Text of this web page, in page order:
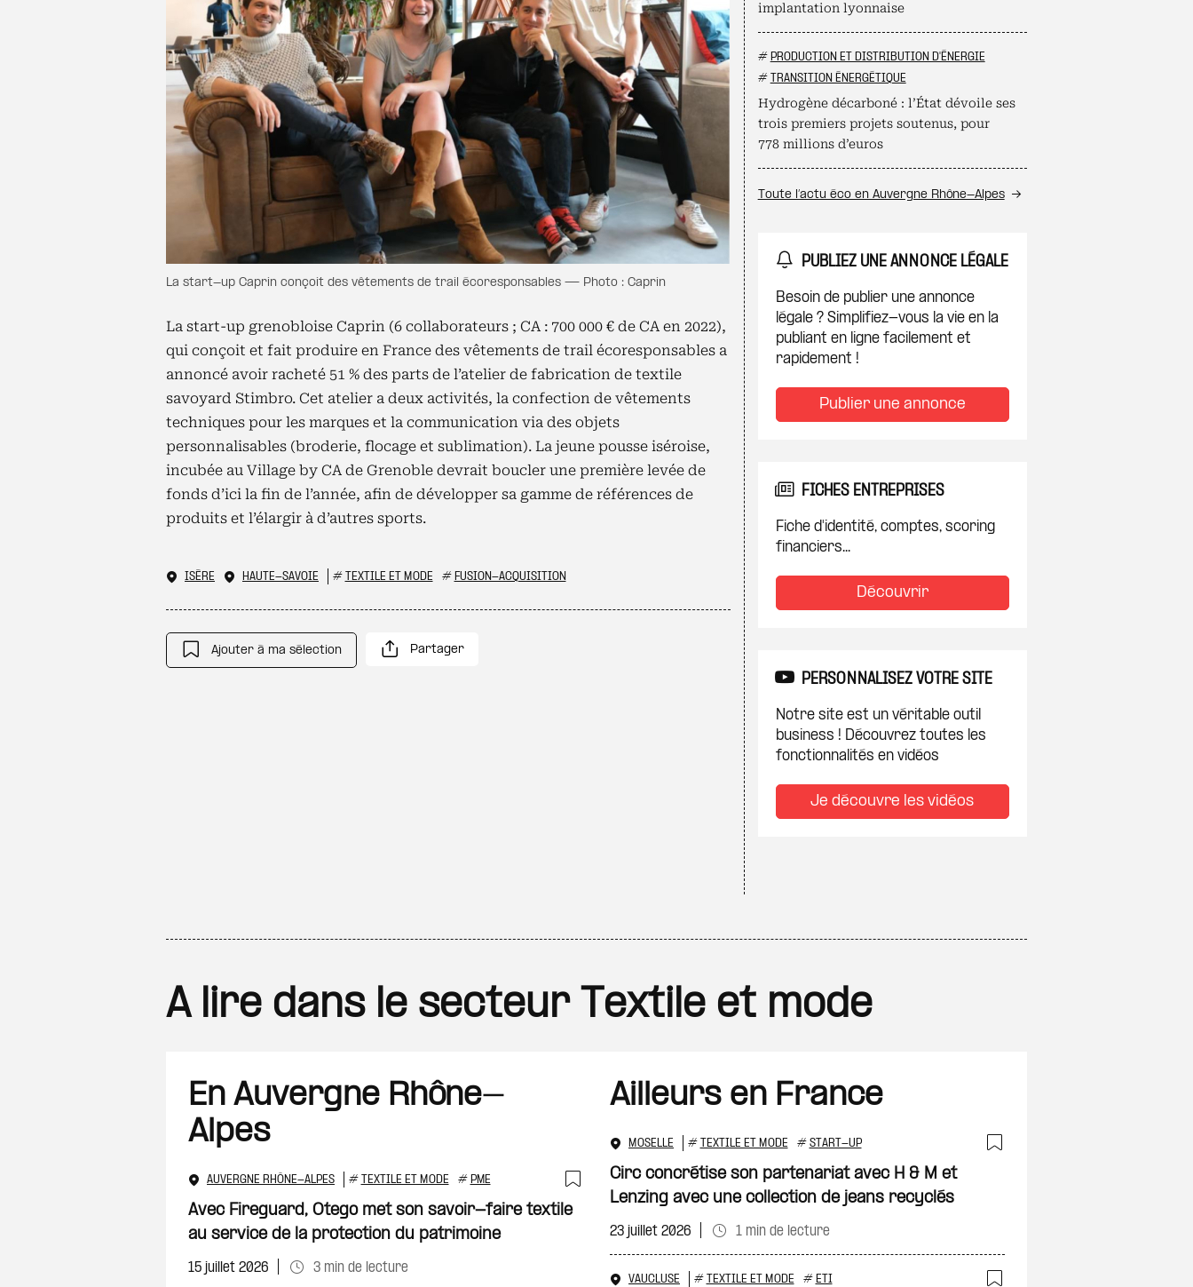
La start-up Caprin conçoit des vêtements de trail écoresponsables — Photo : Caprin
La start-up grenobloise Caprin (6 collaborateurs ; CA : 700 000 € de CA en 2022),
qui conçoit et fait produire en France des vêtements de trail écoresponsables a
annoncé avoir racheté 51 % des parts de l’atelier de fabrication de textile
savoyard Stimbro. Cet atelier a deux activités, la confection de vêtements
techniques pour les marques et la communication via des objets
personnalisables (broderie, flocage et sublimation). La jeune pousse iséroise,
incubée au Village by CA de Grenoble devrait boucler une première levée de
fonds d’ici la fin de l’année, afin de développer sa gamme de références de
produits et l’élargir à d’autres sports.
ISÈRE HAUTE-SAVOIE # TEXTILE ET MODE # FUSION-ACQUISITION
Ajouter à ma sélection Partager
implantation lyonnaise
# PRODUCTION ET DISTRIBUTION D'ÉNERGIE
# TRANSITION ÉNERGÉTIQUE
Hydrogène décarboné : l’État dévoile ses
trois premiers projets soutenus, pour
778 millions d’euros
Toute l’actu éco en Auvergne Rhône-Alpes
PUBLIEZ UNE ANNONCE LÉGALE
Besoin de publier une annonce
légale ? Simplifiez-vous la vie en la
publiant en ligne facilement et
rapidement !
Publier une annonce
FICHES ENTREPRISES
Fiche d'identité, comptes, scoring
financiers...
Découvrir
PERSONNALISEZ VOTRE SITE
Notre site est un véritable outil
business ! Découvrez toutes les
fonctionnalités en vidéos
Je découvre les vidéos
A lire dans le secteur Textile et mode
En Auvergne Rhône-
Alpes
AUVERGNE RHÔNE-ALPES # TEXTILE ET MODE # PME
Ajouter à ma sélection
Avec Fireguard, Otego met son savoir-faire textile
au service de la protection du patrimoine
15 juillet 2026 3 min de lecture
Ailleurs en France
MOSELLE # TEXTILE ET MODE # START-UP
Circ concrétise son partenariat avec H & M et
Lenzing avec une collection de jeans recyclés
23 juillet 2026 1 min de lecture
VAUCLUSE # TEXTILE ET MODE # ETI